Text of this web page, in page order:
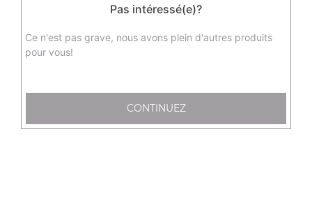
sushi saumon, 12 sashimi saumon, 6 raviolis au poulet, 6
Actuellement non disponible
saumon, 12 sashimi saumon, 6 raviolis, 4 brochettes, 2
soupes et 2 salades pour 2 personnes
Pas intéressé(e)?
Ce n'est pas grave, nous avons plein d'autres produits
pour vous!
CONTINUEZ